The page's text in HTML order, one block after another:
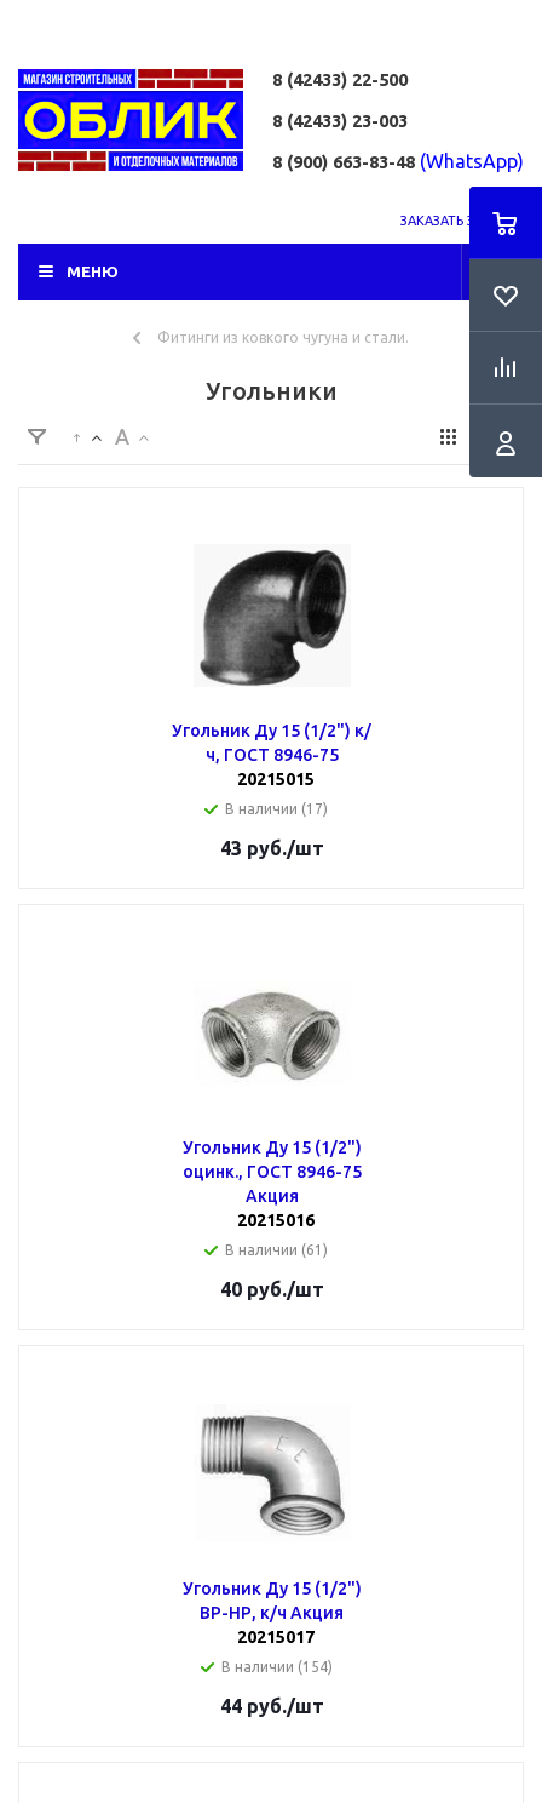
8 (42433) 22-500
8 (42433) 23-003
8 (900) 663-83-48 (WhatsApp)
ЗАКАЗАТЬ ЗВОНОК
МЕНЮ
Фитинги из ковкого чугуна и стали.
Угольники
Угольник Ду 15 (1/2") к/
ч, ГОСТ 8946-75
20215015
В наличии (17)
43 руб./шт
Угольник Ду 15 (1/2")
оцинк., ГОСТ 8946-75
Акция
20215016
В наличии (61)
40руб./шт
Угольник Ду 15 (1/2")
ВР-НР, к/ч Акция
20215017
В наличии (154)
44руб./шт